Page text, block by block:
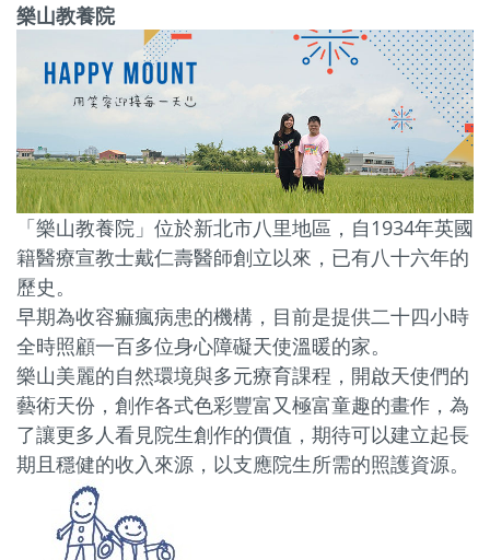
樂山教養院
「樂山教養院」位於新北市八里地區，自1934年英國
籍醫療宣教士戴仁壽醫師創立以來，已有八十六年的
歷史。
早期為收容痲瘋病患的機構，目前是提供二十四小時
全時照顧一百多位身心障礙天使溫暖的家。
樂山美麗的自然環境與多元療育課程，開啟天使們的
藝術天份，創作各式色彩豐富又極富童趣的畫作， 為
了讓更多人看見院生創作的價值，期待可以建立起長
期且穩健的收入來源，以支應院生所需的照護資源。